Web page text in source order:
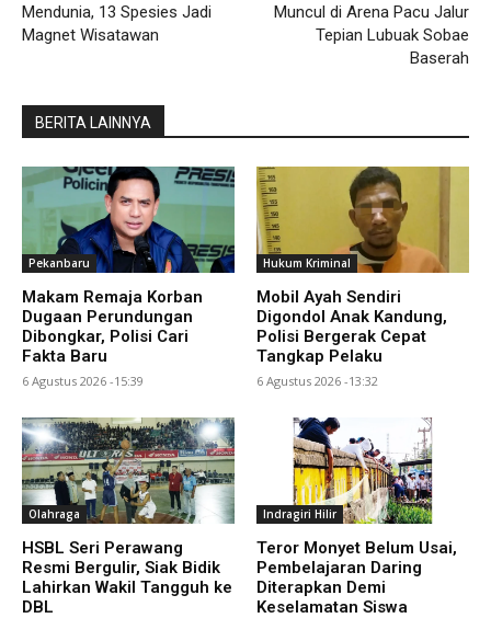
Mendunia, 13 Spesies Jadi
Magnet Wisatawan
Muncul di Arena Pacu Jalur
Tepian Lubuak Sobae
Baserah
BERITA LAINNYA
Pekanbaru
Makam Remaja Korban
Dugaan Perundungan
Dibongkar, Polisi Cari
Fakta Baru
6 Agustus 2026 -15:39
Hukum Kriminal
Mobil Ayah Sendiri
Digondol Anak Kandung,
Polisi Bergerak Cepat
Tangkap Pelaku
6 Agustus 2026 -13:32
Olahraga
HSBL Seri Perawang
Resmi Bergulir, Siak Bidik
Lahirkan Wakil Tangguh ke
DBL
Indragiri Hilir
Teror Monyet Belum Usai,
Pembelajaran Daring
Diterapkan Demi
Keselamatan Siswa